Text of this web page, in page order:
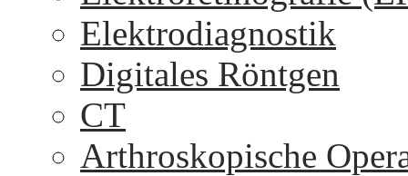
Elektrodiagnostik
Digitales Röntgen
CT
Arthroskopische